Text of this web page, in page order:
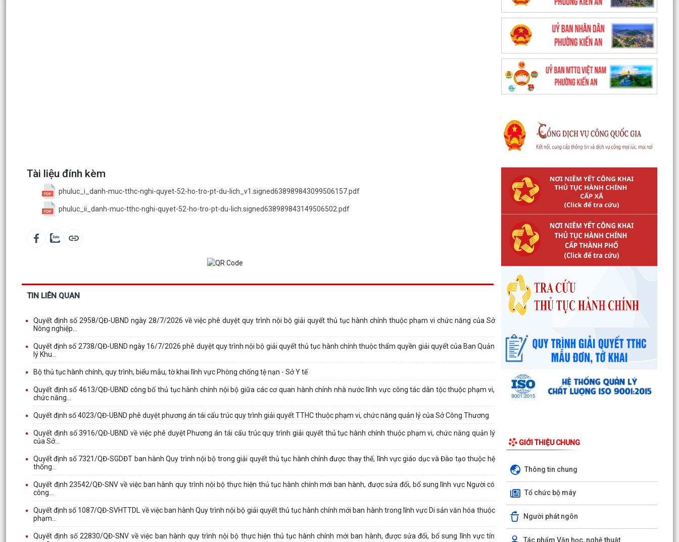
Tài liệu đính kèm
phuluc_i_danh-muc-tthc-nghi-quyet-52-ho-tro-pt-du-lich_v1.signed638989843099506157.pdf
phuluc_ii_danh-muc-tthc-nghi-quyet-52-ho-tro-pt-du-lich.signed638989843149506502.pdf
TIN LIÊN QUAN
Quyết định số 2958/QĐ-UBND ngày 28/7/2026 về việc phê duyệt quy trình nội bộ giải quyết thủ tục hành chính thuộc phạm vi chức năng của Sở
Nông nghiệp...
Quyết định số 2738/QĐ-UBND ngày 16/7/2026 phê duyệt quy trình nội bộ giải quyết thủ tục hành chính thuộc thẩm quyền giải quyết của Ban Quản
lý Khu...
Bộ thủ tục hành chính, quy trình, biểu mẫu, tờ khai lĩnh vực Phòng chống tệ nạn - Sở Y tế
Quyết định số 4613/QĐ-UBND công bố thủ tục hành chính nội bộ giữa các cơ quan hành chính nhà nước lĩnh vực công tác dân tộc thuộc phạm vi,
chức năng...
Quyết định số 4023/QĐ-UBND phê duyệt phương án tái cấu trúc quy trình giải quyết TTHC thuộc phạm vi, chức năng quản lý của Sở Công Thương
Quyết định số 3916/QĐ-UBND về việc phê duyệt Phương án tái cấu trúc quy trình giải quyết thủ tục hành chính thuộc phạm vi, chức năng quản lý
của Sở...
Quyết định số 7321/QĐ-SGDĐT ban hành Quy trình nội bộ trong giải quyết thủ tục hành chính được thay thế, lĩnh vực giáo dục và Đào tạo thuộc hệ
thống...
Quyết định 23542/QĐ-SNV về việc ban hành quy trình nội bộ thực hiện thủ tục hành chính mới ban hành, được sửa đổi, bổ sung lĩnh vực Người có
công...
Quyết định số 1087/QĐ-SVHTTDL về việc ban hành Quy trình nội bộ giải quyết thủ tục hành chính mới ban hành trong lĩnh vực Di sản văn hóa thuộc
phạm...
Quyết định số 22830/QĐ-SNV về việc ban hành quy trình nội bộ thực hiện thủ tục hành chính mới ban hành, được sửa đổi, bổ sung lĩnh vực tín
GIỚI THIỆU CHUNG
Thông tin chung
Tổ chức bộ máy
Người phát ngôn
Tác phẩm Văn học, nghệ thuật
UBND phường triển khai công tác khám sức
khoẻ định kỳ, khám sàng lọc miễn phí cho người